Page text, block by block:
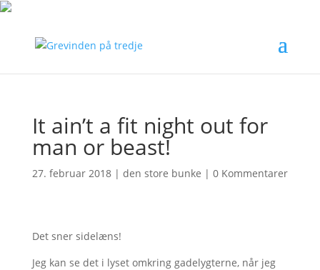
It ain’t a fit night out for
man or beast!
27. februar 2018| den store bunke | 0 Kommentarer
Det sner sidelæns!
Jeg kan se det i lyset omkring gadelygterne, når jeg